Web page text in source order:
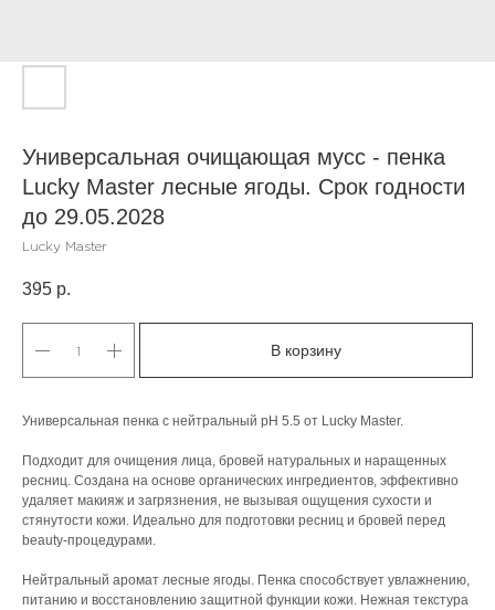
Универсальная очищающая мусс - пенка
Lucky Master лесные ягоды. Срок годности
до 29.05.2028
Lucky Master
395 р.
В корзину
Универсальная пенка с нейтральный pH 5.5 от Lucky Master.
Подходит для очищения лица, бровей натуральных и наращенных
ресниц. Создана на основе органических ингредиентов, эффективно
удаляет макияж и загрязнения, не вызывая ощущения сухости и
стянутости кожи. Идеально для подготовки ресниц и бровей перед
beauty-процедурами.
Нейтральный аромат лесные ягоды. Пенка способствует увлажнению,
питанию и восстановлению защитной функции кожи. Нежная текстура